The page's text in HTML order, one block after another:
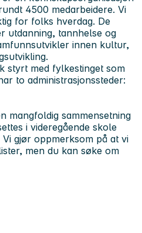
4500 medarbeidere. Vi
for folks hverdag. De
utdanning, tannhelse og
innen kultur,
styrt med fylkestinget som
to administrasjonssteder:
mangfoldig sammensetning
i videregående skole
gjør oppmerksom på at vi
men du kan søke om